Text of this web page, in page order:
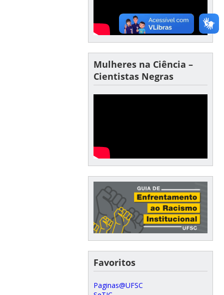
Mulheres na Ciência –
Cientistas Negras
Favoritos
Paginas@UFSC